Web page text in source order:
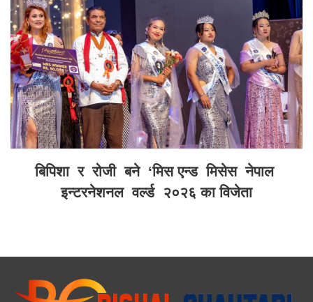
बिपिशा र रोजी बने ‘मिस एन्ड मिसेस नेपाल
इन्टरनेशनल वर्ल्ड २०२६ का विजेता